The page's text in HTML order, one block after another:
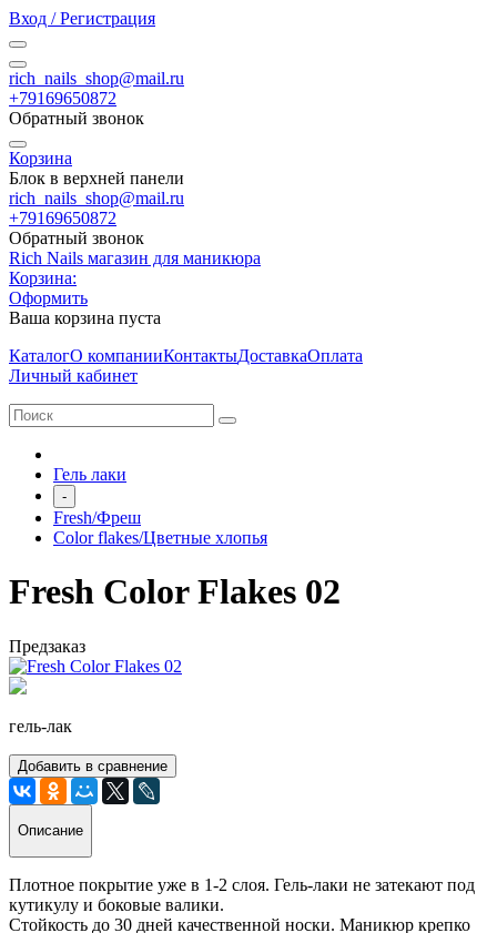
Вход / Регистрация
rich_nails_shop@mail.ru
+79169650872
Обратный звонок
Корзина
Блок в верхней панели
rich_nails_shop@mail.ru
+79169650872
Обратный звонок
Rich Nails магазин для маникюра
Корзина:
Оформить
Ваша корзина пуста
КаталогО компанииКонтактыДоставкаОплата
Личный кабинет
Гель лаки
-
Fresh/Фреш
Color flakes/Цветные хлопья
Fresh Color Flakes 02
Предзаказ
гель-лак
Добавить в сравнение
Описание
Плотное покрытие уже в 1-2 слоя. Гель-лаки не затекают под
кутикулу и боковые валики.
Стойкость до 30 дней качественной носки. Маникюр крепко